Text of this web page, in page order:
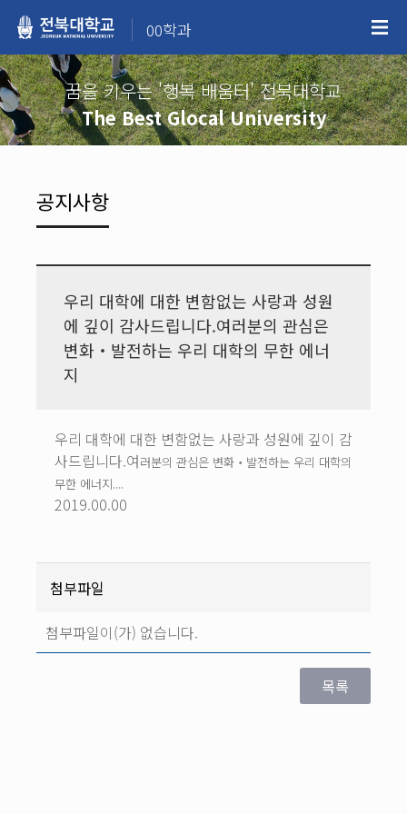
00학과
꿈을 키우는 '행복 배움터' 전북대학교
The Best Glocal University
공지사항
우리 대학에 대한 변함없는 사랑과 성원
에 깊이 감사드립니다.여러분의 관심은
변화‧발전하는 우리 대학의 무한 에너
지
우리 대학에 대한 변함없는 사랑과 성원에 깊이 감
사드립니다.여러분의 관심은 변화‧발전하는 우리 대학의
무한 에너지....
2019.00.00
첨부파일
첨부파일이(가) 없습니다.